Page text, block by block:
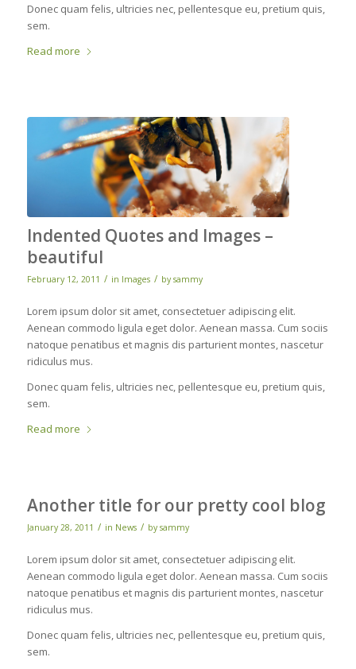
Donec quam felis, ultricies nec, pellentesque eu, pretium quis,
sem.
Read more
Indented Quotes and Images –
beautiful
February 12, 2011 / in Images / by sammy
Lorem ipsum dolor sit amet, consectetuer adipiscing elit.
Aenean commodo ligula eget dolor. Aenean massa. Cum sociis
natoque penatibus et magnis dis parturient montes, nascetur
ridiculus mus.
Donec quam felis, ultricies nec, pellentesque eu, pretium quis,
sem.
Read more
Another title for our pretty cool blog
January 28, 2011 / in News / by sammy
Lorem ipsum dolor sit amet, consectetuer adipiscing elit.
Aenean commodo ligula eget dolor. Aenean massa. Cum sociis
natoque penatibus et magnis dis parturient montes, nascetur
ridiculus mus.
Donec quam felis, ultricies nec, pellentesque eu, pretium quis,
sem.